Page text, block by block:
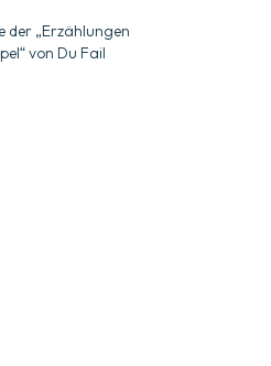
der „Erzählungen
von Du Fail